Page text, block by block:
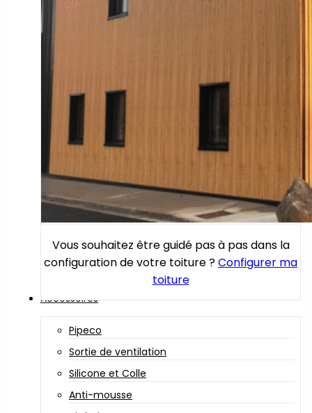
Vous souhaitez être guidé pas à pas dans la
configuration de votre toiture ?Configurer ma
toiture
Accessoires
Pipeco
Sortie de ventilation
Silicone et Colle
Anti-mousse